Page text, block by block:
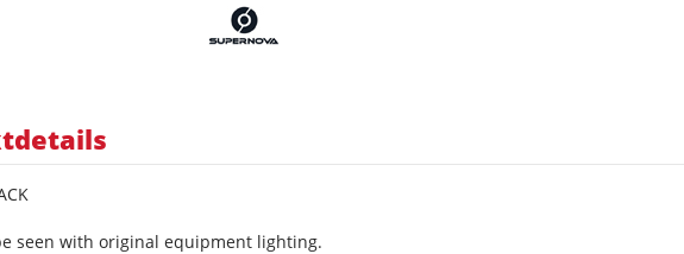
seen with original equipment lighting.